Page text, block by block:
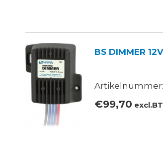
BS DIMMER
Artikelnummer:
€99,70